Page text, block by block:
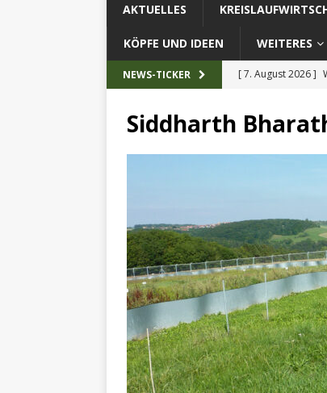
AKTUELLES
KÖPFE UND IDEEN WEITERES
NEWS-TICKER [ 7. August 2026 ]
[ 7. August 2026 ]
eingesetz
Siddharth